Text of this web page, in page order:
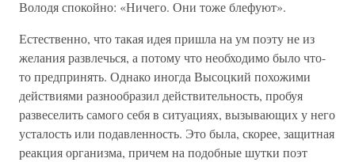
Володя спокойно: «Ничего. Они тоже блефуют».
Естественно, что такая идея пришла на ум поэту не из
желания развлечься, а потому что необходимо было что-
то предпринять. Однако иногда Высоцкий похожими
действиями разнообразил действительность, пробуя
развеселить самого себя в ситуациях, вызывающих у него
усталость или подавленность. Это была, скорее, защитная
реакция организма, причем на подобные шутки поэт